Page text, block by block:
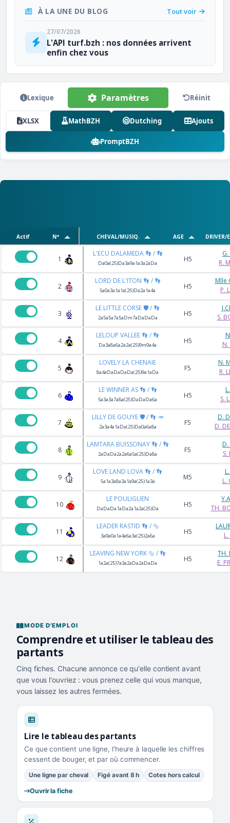
À LA UNE DU BLOG Tout voir
27/07/2026
L'API turf.bzh : nos données arrivent
enfin chez vous
Lexique Paramètres Réinit
XLSX MathBZH Dutching Ajouts
PromptBZH
Actif N° CHEVAL/MUSIQ. AGE DRIVER/
1
L'ECU DALAMEDA 👣 / 👣
Da0a(25)Da3a9a1a3a2aDa H5
R.
2
LORD DE L'ITON 👣 / 👣
5a0a3a1a1a(25)Da2a1a4a H5
Mlle
P.
3
LE LITTLE CORSE 🛡️ / 👣
2a5a5a7a5aDm7aDaDaDa H5
S.
4
LELOUP VALLEE 👣 / 👣
Da3a8a6a2a2a(25)9m9a4a H5
N.
5
LOVELY LA CHENAIE
8a4aDaDaDaDa(25)9a1aDa F5
N.
R.
6
LE WINNER AS 👣 / 👣
5a3a3a7a8a(25)DaDaDa6a H5
S.
7
LILLY DE GOUYE 🛡️ / 👣 🥕
2a3a4a1aDa(25)Da0a6a8a F5
D.
D.
8
LAMTARA BUISSONAY 👣 / 👣
2aDaDa2a2a6a5a(25)Da8a F5
D.
S.
9
LOVE LAND LOVA 👣 / 👣
5a1a3a8a3a1a9a(25)1a3a M5
L.
10
LE POULIGUEN
DaDaDa1aDa2a1a2a(25)Da H5
TH.
11
LEADER RASTID 👣 / 🔩
3a9a0a1a4a6a3a(25)2a6a H5
12
LEAVING NEW YORK 🔩 / 👣
1a2a(25)7a3a2aDa2aDaDa H5
TH.
E.
MODE D'EMPLOI
Comprendre et utiliser le tableau des
partants
Cinq fiches. Chacune annonce ce qu'elle contient avant
que vous l'ouvriez : vous prenez celle qui vous manque,
vous laissez les autres fermées.
Lire le tableau des partants
Ce que contient une ligne, l'heure à laquelle les chiffres
cessent de bouger, et par où commencer.
Une ligne par cheval Figé avant 8 h Cotes hors calcul
Ouvrir la fiche